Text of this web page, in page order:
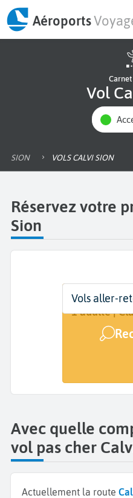
Aéroports
Vol
SION VOLS CALVI SION
Réservez votre
Sion
Départ
Calvi (CLY)
Dates
Dates de
Voyageurs |
1 adulte |
Vols aller-
Avec quelle
vol pas cher
Actuellement la route